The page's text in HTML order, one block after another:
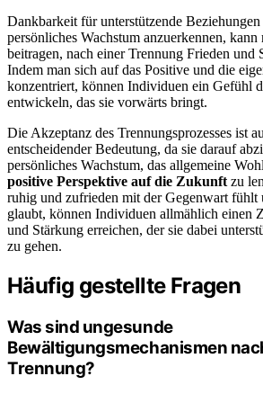
Dankbarkeit für unterstützende
persönliches Wachstum anzuerkennen, kann
beitragen, nach einer Trennung Frieden und
Indem man sich auf das Positive und die
konzentriert, können Individuen ein Gefühl
entwickeln, das sie vorwärts bringt.
Die Akzeptanz des Trennungsprozesses ist
entscheidender Bedeutung, da sie darauf
persönliches Wachstum, das allgemeine
positive Perspektive auf die Zukunft zu
ruhig und zufrieden mit der Gegenwart fühlt
glaubt, können Individuen allmählich einen
und Stärkung erreichen, der sie dabei
zu gehen.
Häufig gestellte Fragen
Was sind ungesunde
Bewältigungsmechanismen
Trennung?